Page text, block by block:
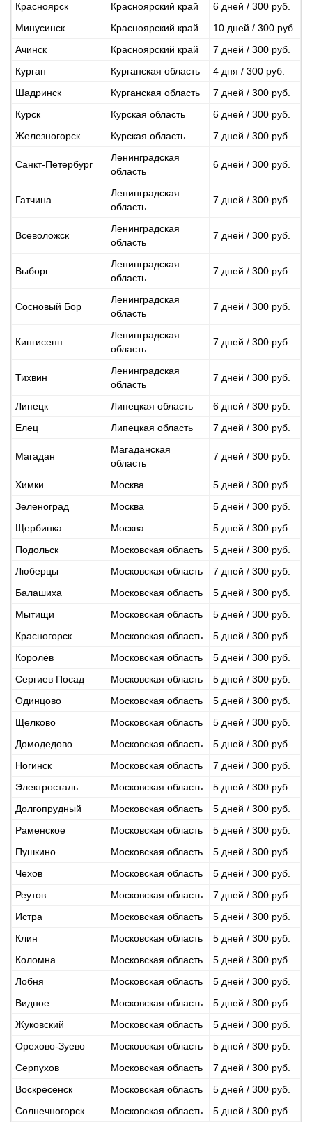
Красноярск
Красноярский край
6 дней / 300 руб.
Минусинск
Красноярский край
10 дней / 300 руб.
Ачинск
Красноярский край
7 дней / 300 руб.
Курган
Курганская область
4 дня / 300 руб.
Шадринск
Курганская область
7 дней / 300 руб.
Курск
Курская область
6 дней / 300 руб.
Железногорск
Курская область 7 дней / 300 руб.
Санкт-Петербург
Ленинградская
область
6 дней / 300 руб.
Гатчина
Ленинградская
область
7 дней / 300 руб.
Всеволожск
Ленинградская
область
7 дней / 300 руб.
Выборг
Ленинградская
область
7 дней / 300 руб.
Сосновый Бор
Ленинградская
область
7 дней / 300 руб.
Кингисепп
Ленинградская
область
7 дней / 300 руб.
Тихвин
Ленинградская
область
7 дней / 300 руб.
Липецк Липецкая область
6 дней / 300 руб.
Елец
Липецкая область 7 дней / 300 руб.
Магадан
Магаданская
область
7 дней / 300 руб.
Химки Москва
5 дней / 300 руб.
Зеленоград
Москва
5 дней / 300 руб.
Щербинка
Москва
5 дней / 300 руб.
Подольск
Московская область
5 дней / 300 руб.
Люберцы
Московская область
7 дней / 300 руб.
Балашиха
Московская область
5 дней / 300 руб.
Мытищи
Московская область
5 дней / 300 руб.
Красногорск
Московская область
5 дней / 300 руб.
Королёв
Московская область
5 дней / 300 руб.
Сергиев Посад
Московская область
5 дней / 300 руб.
Одинцово
Московская область
5 дней / 300 руб.
Щелково
Московская область
5 дней / 300 руб.
Домодедово
Московская область
5 дней / 300 руб.
Ногинск
Московская область
7 дней / 300 руб.
Электросталь
Московская область
5 дней / 300 руб.
Долгопрудный
Московская область
5 дней / 300 руб.
Раменское
Московская область
5 дней / 300 руб.
Пушкино
Московская область
5 дней / 300 руб.
Чехов
Московская область
5 дней / 300 руб.
Реутов
Московская область
7 дней / 300 руб.
Истра
Московская область
5 дней / 300 руб.
Клин
Московская область
5 дней / 300 руб.
Коломна
Московская область
5 дней / 300 руб.
Лобня
Московская область
5 дней / 300 руб.
Видное
Московская область
5 дней / 300 руб.
Жуковский
Московская область
5 дней / 300 руб.
Орехово-Зуево
Московская область
5 дней / 300 руб.
Серпухов
Московская область
7 дней / 300 руб.
Воскресенск
Московская область
5 дней / 300 руб.
Солнечногорск
Московская область 5 дней / 300 руб.